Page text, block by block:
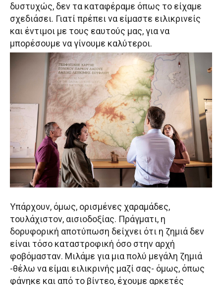
δυστυχώς, δεν τα καταφέραμε όπως το είχαμε
σχεδιάσει. Γιατί πρέπει να είμαστε ειλικρινείς
και έντιμοι με τους εαυτούς μας, για να
μπορέσουμε να γίνουμε καλύτεροι.
Υπάρχουν, όμως, ορισμένες χαραμάδες,
τουλάχιστον, αισιοδοξίας. Πράγματι, η
δορυφορική αποτύπωση δείχνει ότι η ζημιά δεν
είναι τόσο καταστροφική όσο στην αρχή
φοβόμασταν. Μιλάμε για μια πολύ μεγάλη ζημιά
-θέλω να είμαι ειλικρινής μαζί σας- όμως, όπως
φάνηκε και από το βίντεο, έχουμε αρκετές